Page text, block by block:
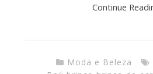
Continue
Moda e Beleza